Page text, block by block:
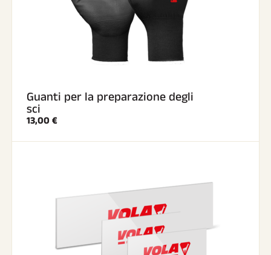
Guanti per la preparazione degli
sci
13,00 €